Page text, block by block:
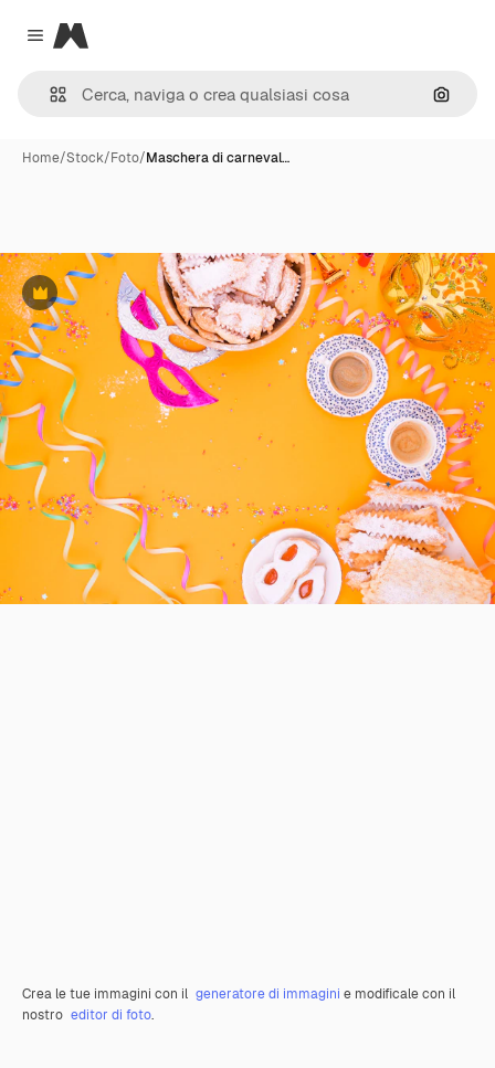
Close menu
Magnific
Cerca
Home/Stock/Foto/Maschera di carneval…
Premium
Crea le tue immagini con il generatore di immagini e modificale con il
nostro editor di foto.